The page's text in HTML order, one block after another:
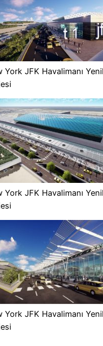
York JFK Havalimanı
York JFK Havalimanı
York JFK Havalimanı